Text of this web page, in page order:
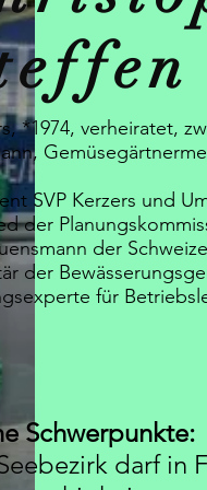
*1974, verheiratet,
SVP Kerzers und
der
der
der
für
Schwerpunkte:
darf in